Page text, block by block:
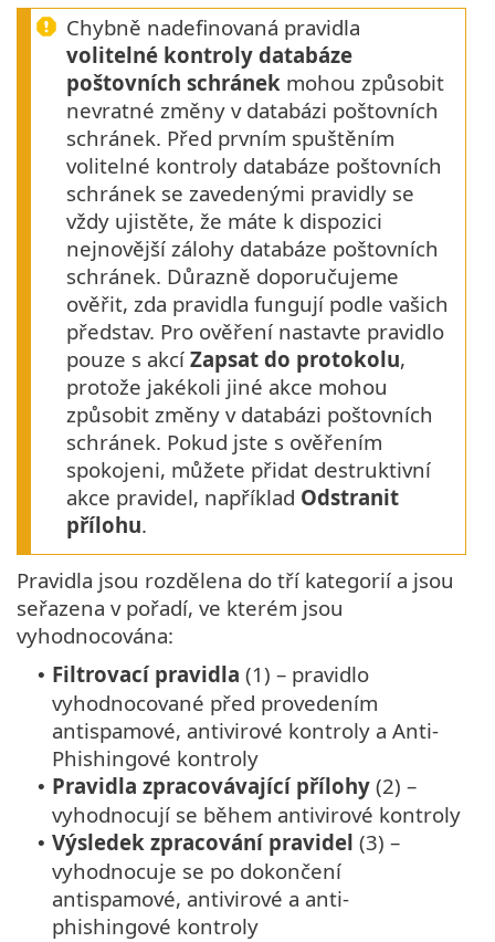
Chybně nadefinovaná pravidla
volitelné kontroly databáze
poštovních schránek mohou způsobit
nevratné změny v databázi poštovních
schránek. Před prvním spuštěním
volitelné kontroly databáze poštovních
schránek se zavedenými pravidly se
vždy ujistěte, že máte k dispozici
nejnovější zálohy databáze poštovních
schránek. Důrazně doporučujeme
ověřit, zda pravidla fungují podle vašich
představ. Pro ověření nastavte pravidlo
pouze s akcí Zapsat do protokolu,
protože jakékoli jiné akce mohou
způsobit změny v databázi poštovních
schránek. Pokud jste s ověřením
spokojeni, můžete přidat destruktivní
akce pravidel, například Odstranit
přílohu.
Pravidla jsou rozdělena do tří kategorií a jsou
seřazena v pořadí, ve kterém jsou
vyhodnocována:
• Filtrovací pravidla (1) – pravidlo
vyhodnocované před provedením
antispamové, antivirové kontroly a Anti-
Phishingové kontroly
• Pravidla zpracovávající přílohy (2) –
vyhodnocují se během antivirové kontroly
• Výsledek zpracování pravidel (3) –
vyhodnocuje se po dokončení
antispamové, antivirové a anti-
phishingové kontroly